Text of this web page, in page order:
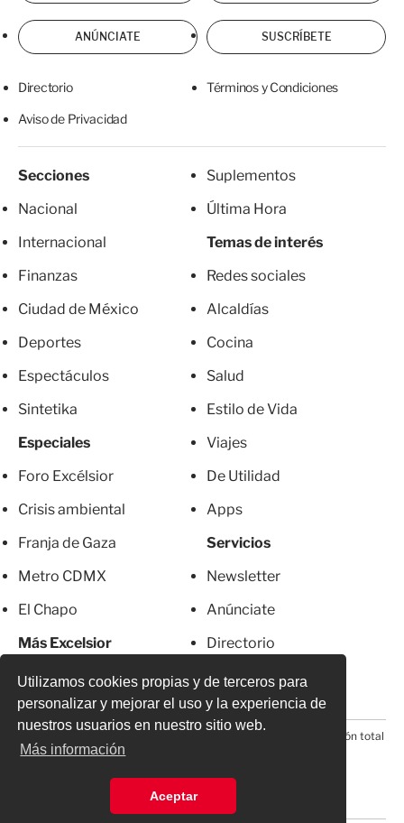
Utilizamos cookies propias y de terceros para
personalizar y mejorar el uso y la experiencia de
nuestros usuarios en nuestro sitio web.
Más información
Aceptar
ANÚNCIATE SUSCRÍBETE
Directorio Términos y Condiciones
Aviso de Privacidad
Secciones
Nacional
Internacional
Finanzas
Ciudad de México
Deportes
Espectáculos
Sintetika
Especiales
Foro Excélsior
Crisis ambiental
Franja de Gaza
Metro CDMX
El Chapo
Más Excelsior
Mujeres
Suplementos
Última Hora
Temas de interés
Redes sociales
Alcaldías
Cocina
Salud
Estilo de Vida
Viajes
De Utilidad
Apps
Servicios
Newsletter
Anúnciate
Directorio
Suscripciones
© 2026 Todos los derechos reservados. Prohibida la reproducción total
o parcial, incluyendo cualquier medio electrónico*